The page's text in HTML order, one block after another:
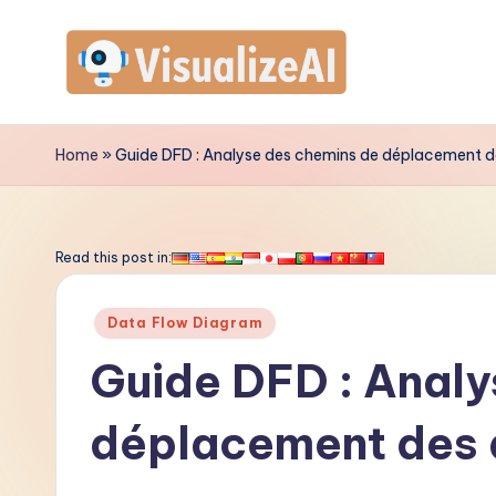
contentV
is
a
Home »Guide DFD : Analyse des chemins de déplacement
Read this post in:
Posted
Data Flow Diagram
Guide DFD :
déplacement des